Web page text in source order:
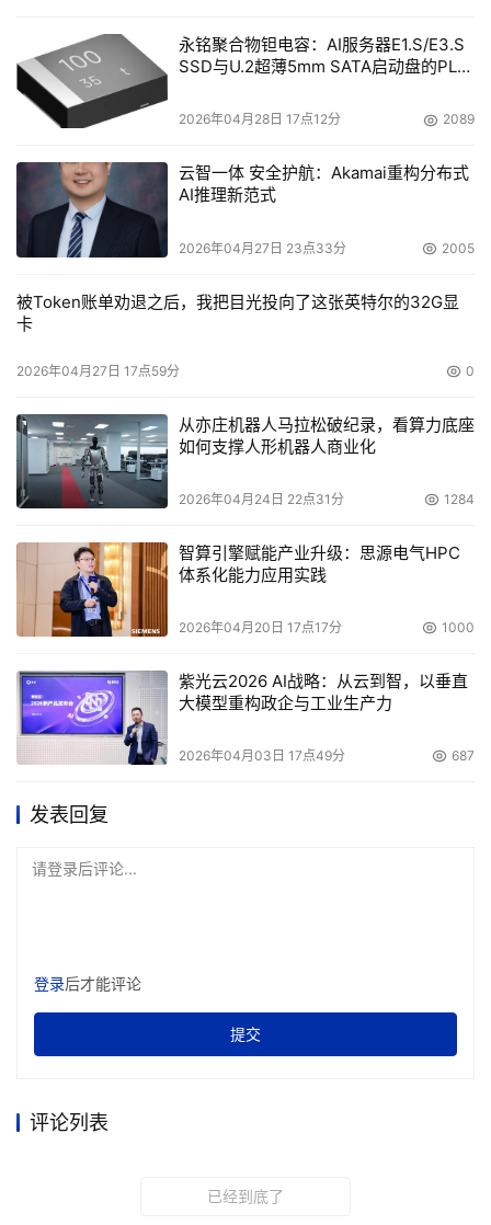
永铭聚合物钽电容：AI服务器E1.S/E3.S
SSD与U.2超薄5mm SATA启动盘的PLP
2026年04月28日 17点12分 2089
云智一体 安全护航：Akamai重构分布式
AI推理新范式
2026年04月27日 23点33分 2005
被Token账单劝退之后，我把目光投向了这张英特尔的32G显
卡
2026年04月27日 17点59分 0
从亦庄机器人马拉松破纪录，看算力底座
如何支撑人形机器人商业化
2026年04月24日 22点31分 1284
智算引擎赋能产业升级：思源电气HPC
体系化能力应用实践
2026年04月20日 17点17分 1000
紫光云2026 AI战略：从云到智，以垂直
大模型重构政企与工业生产力
2026年04月03日 17点49分 687
发表回复
请登录后评论...
登录后才能评论
提交
评论列表
已经到底了